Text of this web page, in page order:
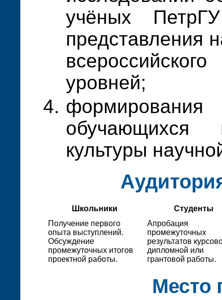
учёных
представления
уровней;
культуры
Школьники
Студенты
Получение первого
опыта выступлений.
Обсуждение
промежуточных итогов
проектной работы.
Апробация
промежуточных
результатов
дипломной или
грантовой работы.
Место